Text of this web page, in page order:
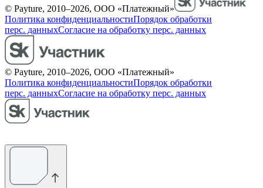
© Payture, 2010–2026, ООО «Платежный»
Политика конфиденциальностиПорядок обработки
перс. данныхСогласие на обработку перс. данных
© Payture, 2010–2026, ООО «Платежный»
Политика конфиденциальностиПорядок обработки
перс. данныхСогласие на обработку перс. данных